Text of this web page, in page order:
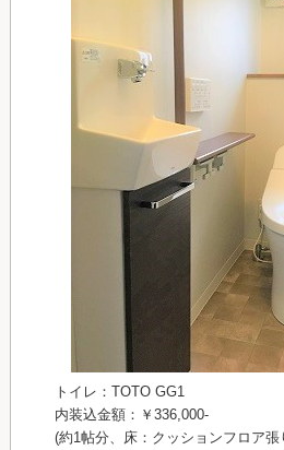
トイレ：TOTO GG1
内装込金額：￥336,000-
(約1帖分、床：クッションフロア